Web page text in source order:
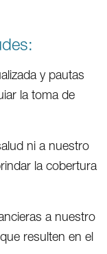
y pautas
la toma de
ni a nuestro
la cobertura
a nuestro
resulten en el